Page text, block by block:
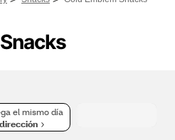
el mismo día